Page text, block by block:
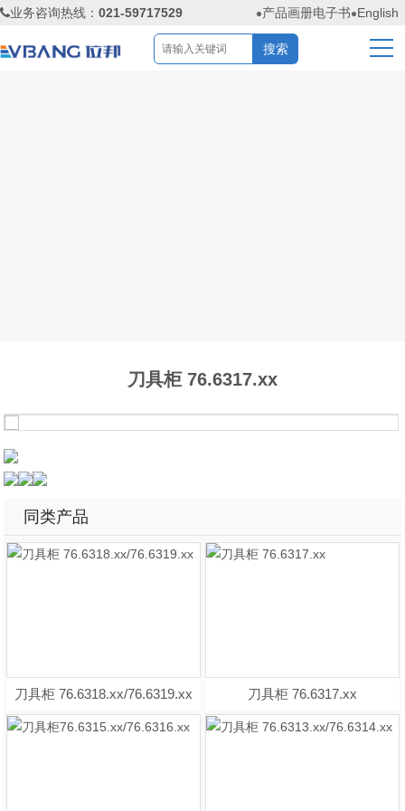
业务咨询热线： 021-59717529 产品画册电子书 English
刀具柜 76.6317.xx
同类产品
刀具柜 76.6318.xx/76.6319.xx 刀具柜 76.6317.xx